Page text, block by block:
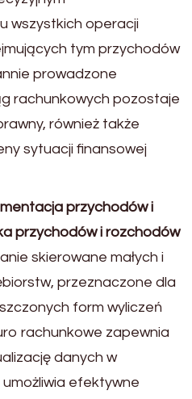
wszystkich operacji
tym przychodów
prowadzone
rachunkowych pozostaje
również także
sytuacji finansowej
przychodów i
przychodów i rozchodów
skierowane małych i
przeznaczone dla
form wyliczeń
rachunkowe zapewnia
danych w
efektywne